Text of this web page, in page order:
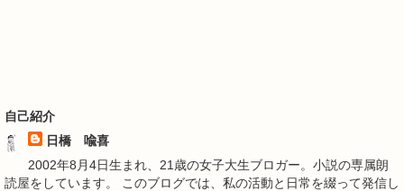
自己紹介
日橋 喩喜
2002年8月4日生まれ、21歳の女子大生ブロガー。小説の専属朗
読屋をしています。 このブログでは、私の活動と日常を綴って発信し